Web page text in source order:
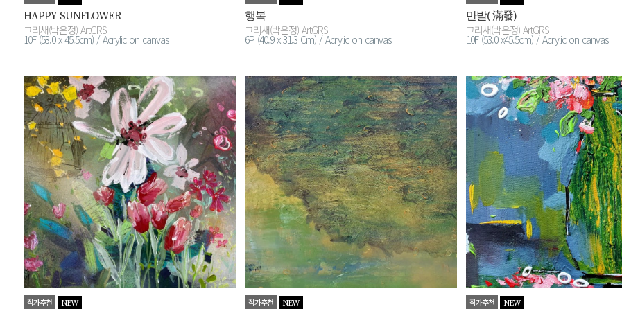
HAPPY SUNFLOWER
그리새(박은정) ArtGRS
10F (53.0 x 45.5cm) / Acrylic on canvas
행복
그리새(박은정) ArtGRS
6P (40.9 x 31.3 Cm) / Acrylic on canvas
만발( 滿發)
그리새(박은정) ArtGRS
​10F (53.0 x45.5cm) / Acrylic on canvas
작가추천 NEW 작가추천 NEW 작가추천 NEW